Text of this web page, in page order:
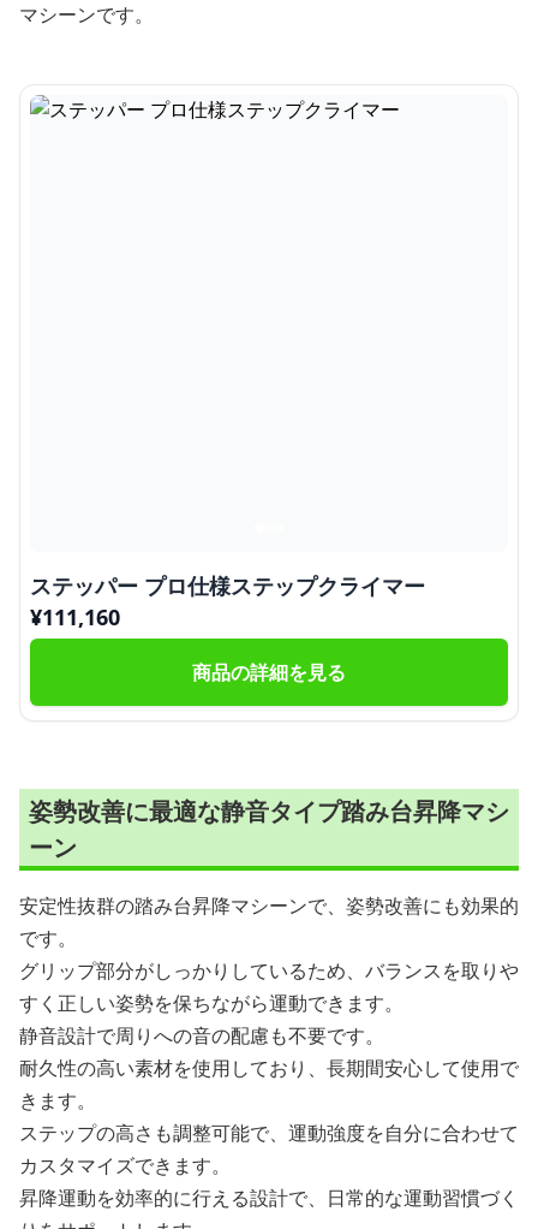
マシーンです。
ステッパー プロ仕様ステップクライマー
¥111,160
商品の詳細を見る
姿勢改善に最適な静音タイプ踏み台昇降マシ
ーン
安定性抜群の踏み台昇降マシーンで、姿勢改善にも効果的
です。
グリップ部分がしっかりしているため、バランスを取りや
すく正しい姿勢を保ちながら運動できます。
静音設計で周りへの音の配慮も不要です。
耐久性の高い素材を使用しており、長期間安心して使用で
きます。
ステップの高さも調整可能で、運動強度を自分に合わせて
カスタマイズできます。
昇降運動を効率的に行える設計で、日常的な運動習慣づく